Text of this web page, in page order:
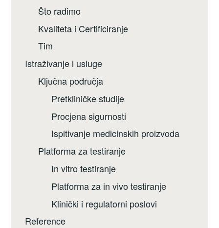
Što radimo
Kvaliteta i Certificiranje
Tim
Istraživanje i usluge
Ključna područja
Pretkliničke studije
Procjena sigurnosti
Ispitivanje medicinskih proizvoda
Platforma za testiranje
In vitro testiranje
Platforma za in vivo testiranje
Klinički i regulatorni poslovi
Reference